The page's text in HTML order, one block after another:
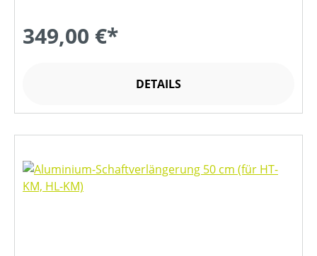
349,00 €*
DETAILS